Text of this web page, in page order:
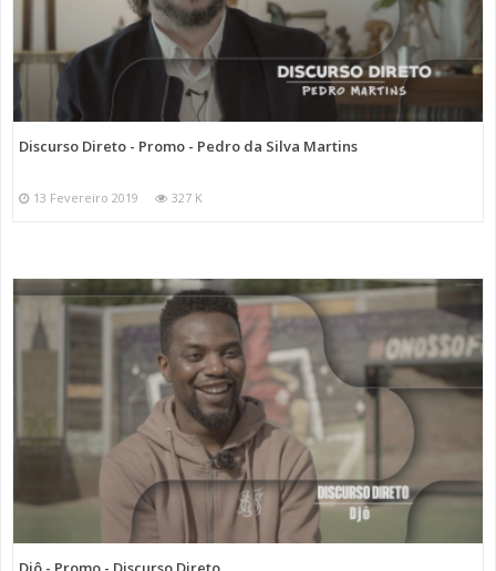
Discurso Direto - Promo - Pedro da Silva Martins
13 Fevereiro 2019 327 K